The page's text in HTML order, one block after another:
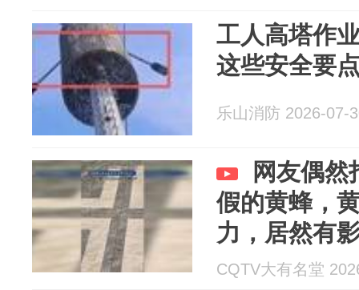
工人高塔作
这些安全要
乐山消防 2026-07-
网友偶然
假的黄蜂，
力，居然有
CQTV大有名堂